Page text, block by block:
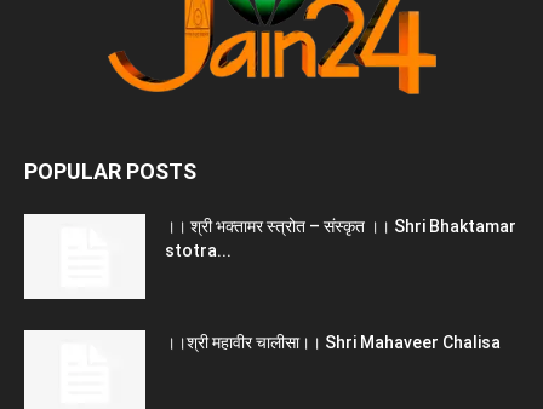
POPULAR POSTS
।। श्री भक्तामर स्त्रोत – संस्कृत ।। Shri Bhaktamar
stotra...
।।श्री महावीर चालीसा।। Shri Mahaveer Chalisa